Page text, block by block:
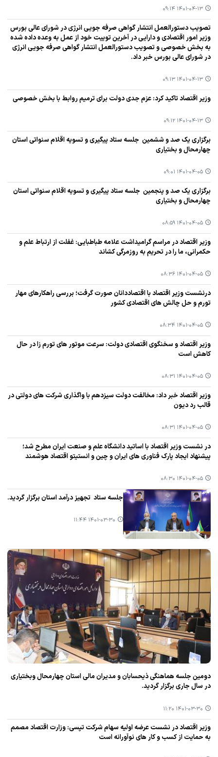
۱۴۰۱-۰۴-۱۳ ۰۹:۱۴
تصویب دستورالعمل انتشار گواهی صرفه جویی انرژی در شورای عالی بورس
وزیر امور اقتصادی و دارایی در آخرین توییت خود از عمل به وعده داده شده
به بخش خصوصی و تصویب دستورالعمل انتشار گواهی صرفه جویی انرژی
در شورای عالی بورس خبر داد.
۱۴۰۱-۰۴-۱۳ ۰۹:۱۳
وزیر اقتصاد تاكید كرد: عزم جدی دولت برای ترمیم روابط با بخش خصوصی
۱۴۰۱-۰۴-۱۳ ۰۹:۱۲
برگزاری یك صد و ششمین جلسه ستاد پیگیری و تسویه اقلام سنواتی استان
چهارمحال و بختیاری
۱۴۰۱-۰۴-۰۵ ۰۹:۰۱
برگزاری یك صد و پنجمین جلسه ستاد پیگیری و تسویه اقلام سنواتی استان
چهارمحال و بختیاری
۱۴۰۱-۰۴-۰۵ ۰۸:۵۹
وزیر اقتصاد در مراسم گرامیداشت علامه طباطبایی: غفلت از ارتباط علم و
حكمرانی، ما را در تحریم به روزمرگی كشاند
۱۴۰۱-۰۴-۰۵ ۰۸:۳۶
درنشست وزیر اقتصاد با اقتصاددانان صورت گرفت؛ بررسی راهكارهای مهار
تورم و حل چالش های اقتصادی كشور
۱۴۰۱-۰۴-۰۵ ۰۸:۳۴
وزیر اقتصاد و سخنگوی اقتصادی دولت: سرعت موتور های تورم زا در حال
كاهش است
۱۴۰۱-۰۴-۰۵ ۰۸:۳۱
وزیر اقتصاد خبر داد: مخالفت دولت سیزدهم با واگذاری شركت های دولتی در
قالب رد دیون
۱۴۰۱-۰۴-۰۵ ۰۸:۳۱
در نشست وزیر اقتصاد با اساتید دانشگاه علم و صنعت ایران مطرح شد؛
پیشنهاد ایجاد پارك فناوری های ایران و چین و انستیتو اقتصاد هوشمند
۱۴۰۱-۰۴-۰۵ ۰۸:۳۰
جلسه ستاد تجهیز درآمد استان برگزار گردید.
۱۴۰۱-۰۳-۳۰ ۱۱:۴۴
دومین جلسه هماهنگی ذیحسابان و مدیران مالی استان چهارمحال وبختیاری
در سال جاری برگزار گردید.
۱۴۰۱-۰۳-۳۰ ۱۱:۲۰
وزیر اقتصاد در نشست عرضه اولیه سهام شركت تپسی: وزارت اقتصاد مصمم
به حمایت از كسب و كار های نوآورانه است